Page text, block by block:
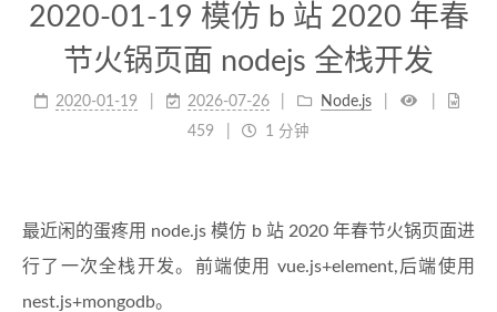
2020-01-19 模仿 b 站 2020 年春
节火锅页面 nodejs 全栈开发
2020-01-19 2026-07-26
Node.js
459
1 分钟
最近闲的蛋疼用 node.js 模仿 b 站 2020 年春节火锅页面进
行了一次全栈开发。前端使用 vue.js+element,后端使用
nest.js+mongodb。